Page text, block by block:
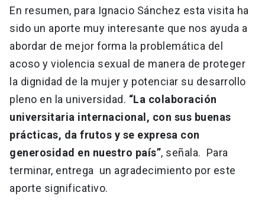
En resumen, para Ignacio Sánchez esta visita ha
sido un aporte muy interesante que nos ayuda a
abordar de mejor forma la problemática del
acoso y violencia sexual de manera de proteger
la dignidad de la mujer y potenciar su desarrollo
pleno en la universidad. “La colaboración
universitaria internacional, con sus buenas
prácticas, da frutos y se expresa con
generosidad en nuestro país”, señala. Para
terminar, entrega un agradecimiento por este
aporte significativo.